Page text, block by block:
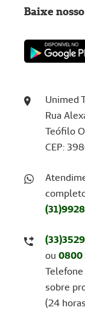
Unimed
Rua
Teófilo
CEP:
(3
ou 0800
sobre
(24
Baixe